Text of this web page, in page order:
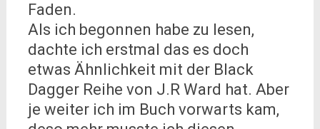
Faden.
Als ich begonnen habe zu lesen,
dachte ich erstmal das es doch
etwas Ähnlichkeit mit der Black
Dagger Reihe von J.R Ward hat. Aber
je weiter ich im Buch vorwarts kam,